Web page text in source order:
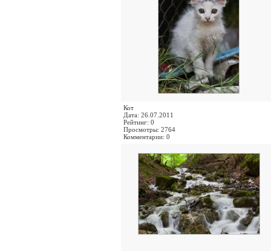
Кот
Дата: 26.07.2011
Рейтинг: 0
Просмотры: 2764
Комментарии: 0